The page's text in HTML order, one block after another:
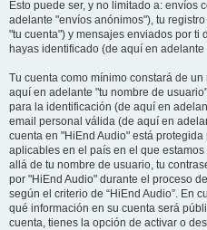
Esto puede ser, y no limitado a: envíos
adelante "envíos anónimos"), tu
"tu cuenta") y mensajes enviados por ti
hayas identificado (de aquí en adelante
Tu cuenta como mínimo constará de
aquí en adelante "tu nombre de
para la identificación (de aquí en
email personal válida (de aquí en
cuenta en "HiEnd Audio" está
aplicables en el país en el que
allá de tu nombre de usuario, tu
por "HiEnd Audio" durante el proceso
según el criterio de “HiEnd Audio”. En
qué información en su cuenta será
cuenta, tienes la opción de activar o